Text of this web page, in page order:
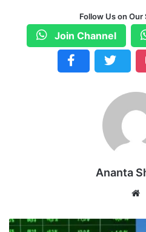
Follow Us on Our
Join Channel
Ananta
A